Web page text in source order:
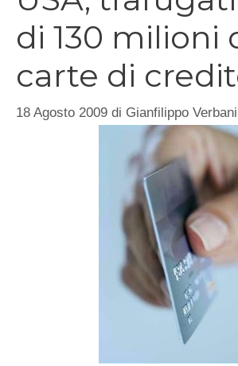
di 130 milioni
carte di
18 Agosto 2009 di Gianfilippo Verbani